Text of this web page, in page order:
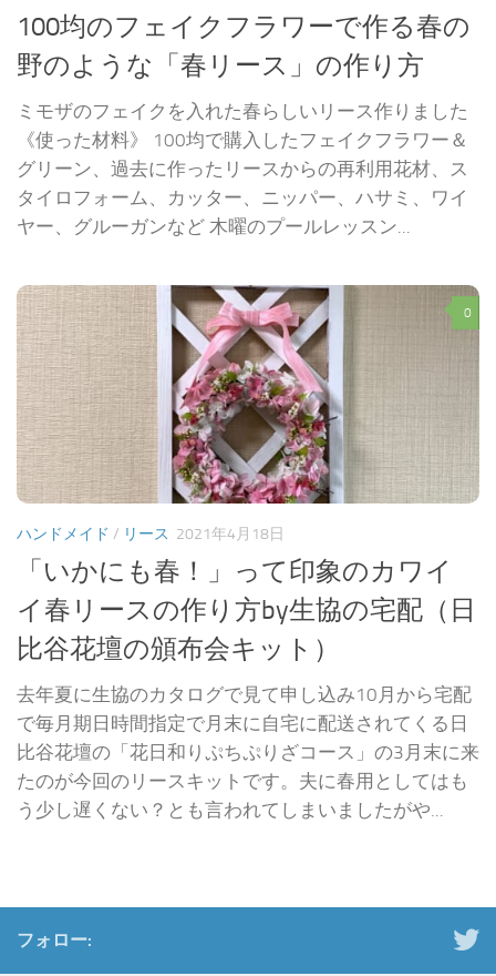
100均のフェイクフラワーで作る春の
野のような「春リース」の作り方
ミモザのフェイクを入れた春らしいリース作りました
《使った材料》 100均で購入したフェイクフラワー＆
グリーン、過去に作ったリースからの再利用花材、ス
タイロフォーム、カッター、ニッパー、ハサミ、ワイ
ヤー、グルーガンなど 木曜のプールレッスン...
0
ハンドメイド / リース 2021年4月18日
「いかにも春！」って印象のカワイ
イ春リースの作り方by生協の宅配（日
比谷花壇の頒布会キット）
去年夏に生協のカタログで見て申し込み10月から宅配
で毎月期日時間指定で月末に自宅に配送されてくる日
比谷花壇の「花日和りぷちぷりざコース」の3月末に来
たのが今回のリースキットです。夫に春用としてはも
う少し遅くない？とも言われてしまいましたがや...
フォロー: